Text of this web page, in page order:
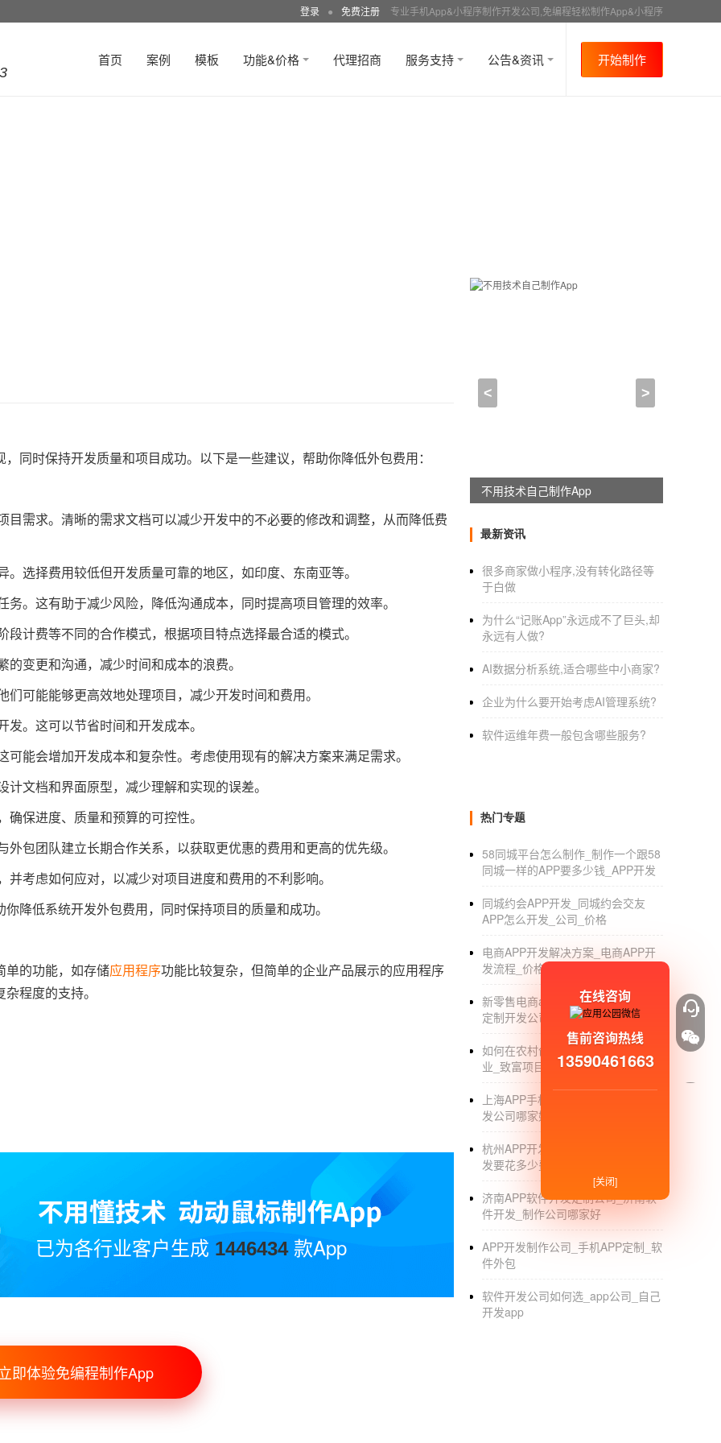
登录 ● 免费注册 专业手机App&小程序制作开发公司,免编程轻松制作App&小程序
首页 案例 模板 功能&价格 代理招商 服务支持 公告&资讯 开始制作
同时保持开发质量和项目成功。以下是一些建议，帮助你降低外包费用：
需求。清晰的需求文档可以减少开发中的不必要的修改和调整，从而降低费
选择费用较低但开发质量可靠的地区，如印度、东南亚等。
。这有助于减少风险，降低沟通成本，同时提高项目管理的效率。
计费等不同的合作模式，根据项目特点选择最合适的模式。
变更和沟通，减少时间和成本的浪费。
可能能够更高效地处理项目，减少开发时间和费用。
。这可以节省时间和开发成本。
能会增加开发成本和复杂性。考虑使用现有的解决方案来满足需求。
文档和界面原型，减少理解和实现的误差。
保进度、质量和预算的可控性。
包团队建立长期合作关系，以获取更优惠的费用和更高的优先级。
考虑如何应对，以减少对项目进度和费用的不利影响。
降低系统开发外包费用，同时保持项目的质量和成功。
单的功能，如存储应用程序功能比较复杂，但简单的企业产品展示的应用程序
程度的支持。
已为各行业客户生成 1446434款App
即体验免编程制作App
< >
不用技术自己制作App
最新资讯
很多商家做小程序,没有转化路径等
于白做
为什么“记账App”永远成不了巨头,却
永远有人做?
AI数据分析系统,适合哪些中小商家?
企业为什么要开始考虑AI管理系统?
软件运维年费一般包含哪些服务?
热门专题
58同城平台怎么制作_制作一个跟58
同城一样的APP要多少钱_APP开发
同城约会APP开发_同城约会交友
APP怎么开发_公司_价格
电商APP开发解决方案_电商APP开
发流程_价格
新零售电商app开发_新零售电商app
定制开发公司_价格
如何在农村创业_个人如何在农村创
业_致富项目
上海APP手机软件开发_上海APP开
发公司哪家好_开发制作_外包公司
杭州APP开发制作公司_杭州APP开
发要花多少费用_制作_软件外包
济南APP软件开发定制公司_济南软
件开发_制作公司哪家好
APP开发制作公司_手机APP定制_软
件外包
软件开发公司如何选_app公司_自己
开发app
在线咨询
售前咨询热线
13590461663
[关闭]